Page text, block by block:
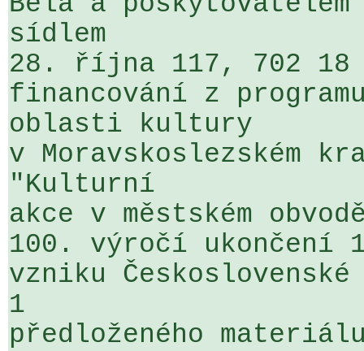
sídlem
28. října 117, 702 18
financování z
oblasti kultury
v Moravskoslezském
"Kulturní
akce v městském
100. výročí
vzniku
1
předloženého